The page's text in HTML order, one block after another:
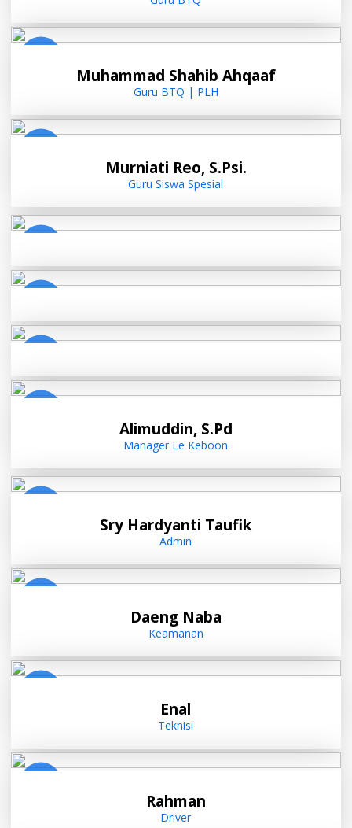
Muhammad Shahib Ahqaaf
Guru BTQ | PLH
Murniati Reo, S.Psi.
Guru Siswa Spesial
Alimuddin, S.Pd
Manager Le Keboon
Sry Hardyanti Taufik
Admin
Daeng Naba
Keamanan
Enal
Teknisi
Rahman
Driver